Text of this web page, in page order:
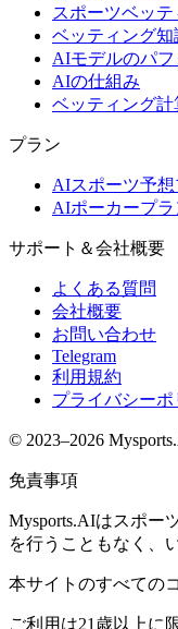
スポーツベッ
ベッティング知
AIモデルのパフ
AIの仕組み
ベッティング計
プラン
AIスポーツ予想
AIポーカープラ
サポート＆会社概要
よくある質問
会社概要
お問い合わせ
Telegram
利用規約
プライバシーポ
© 2023–2026
免責事項
Mysports.AIはスポー
を行うこともなく、
本サイトのすべての
ご利用は21歳以上に